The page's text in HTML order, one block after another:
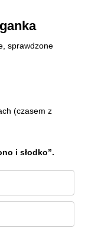
sprawdzone
(czasem z
i słodko”.